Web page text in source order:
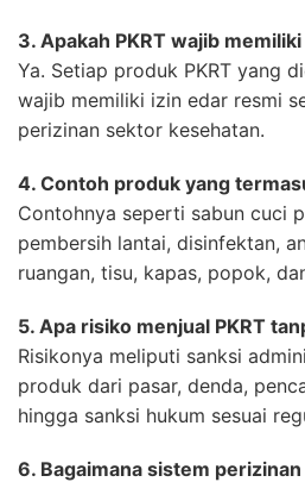
3. Apakah PKRT wajib
Ya. Setiap produk PKRT yang
wajib memiliki izin edar resmi
perizinan sektor kesehatan.
4. Contoh produk yang
Contohnya seperti sabun cuci
pembersih lantai, disinfektan,
ruangan, tisu, kapas, popok,
5. Apa risiko menjual PKRT
Risikonya meliputi sanksi
produk dari pasar, denda,
hingga sanksi hukum sesuai
6. Bagaimana sistem